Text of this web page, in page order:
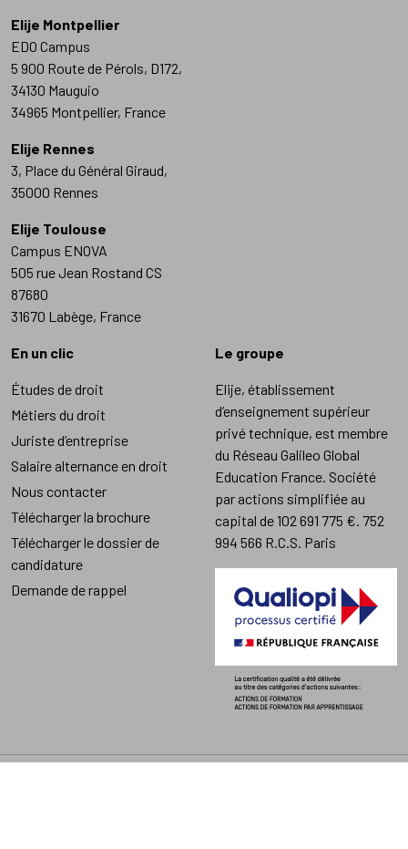
Elije Montpellier
EDO Campus
5 900 Route de Pérols, D172,
34130 Mauguio
34965 Montpellier, France
Elije Rennes
3, Place du Général Giraud,
35000 Rennes
Elije Toulouse
Campus ENOVA
505 rue Jean Rostand CS
87680
31670 Labège, France
En un clic
Études de droit
Métiers du droit
Juriste d’entreprise
Salaire alternance en droit
Nous contacter
Télécharger la brochure
Télécharger le dossier de
candidature
Demande de rappel
Le groupe
Elije, établissement
d’enseignement supérieur
privé technique, est membre
du Réseau Galileo Global
Education France. Société
par actions simplifiée au
capital de 102 691 775 €. 752
994 566 R.C.S. Paris